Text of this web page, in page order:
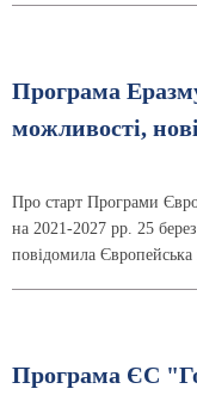
Програма
можливості,
Про старт Програми
на 2021-2027 рр. 25
повідомила Європейська
Програма ЄС